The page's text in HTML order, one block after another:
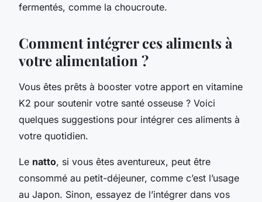
fermentés, comme la choucroute.
Comment intégrer ces aliments à
votre alimentation ?
Vous êtes prêts à booster votre apport en vitamine
K2 pour soutenir votre santé osseuse ? Voici
quelques suggestions pour intégrer ces aliments à
votre quotidien.
Le natto, si vous êtes aventureux, peut être
consommé au petit-déjeuner, comme c’est l’usage
au Japon. Sinon, essayez de l’intégrer dans vos